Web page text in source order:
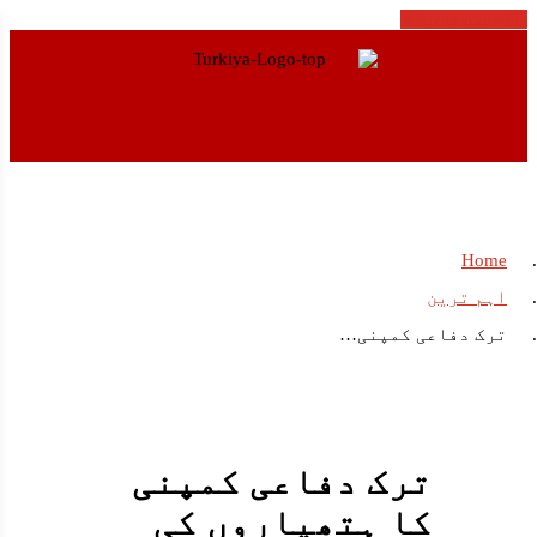
Home
اہم ترین
ترک دفاعی کمپنی…
ترک دفاعی کمپنی
کا ہتھیاروں کی